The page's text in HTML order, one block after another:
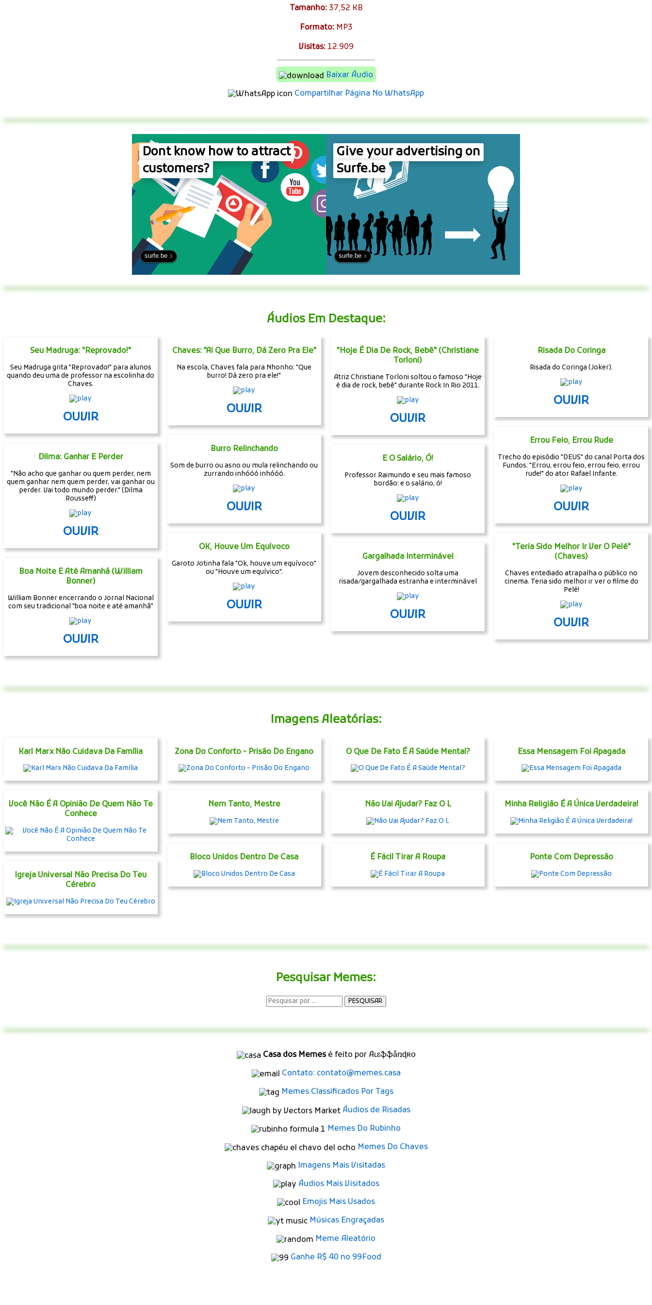
Tamanho:37,52 KB
Formato:MP3
Visitas:12.909
Baixar Áudio
Compartilhar Página No WhatsApp
Dont know how to attract
customers?
surfe.be
Give your advertising on
Surfe.be
surfe.be
Áudios Em Destaque:
Seu Madruga: "Reprovado!"
Seu Madruga grita "Reprovado!" para alunos
quando deu uma de professor na escolinha do
Chaves.
OUVIR
Dilma: Ganhar E Perder
"Não acho que ganhar ou quem perder, nem
quem ganhar nem quem perder, vai ganhar ou
perder. Vai todo mundo perder." (Dilma
Rousseff)
OUVIR
Boa Noite E Até Amanhã (William
Bonner)
William Bonner encerrando o Jornal Nacional
com seu tradicional "boa noite e até amanhã"
OUVIR
Chaves: "Ai Que Burro, Dá Zero Pra Ele"
Na escola, Chaves fala para Nhonho: "Que
burro! Dá zero pra ele!"
OUVIR
Burro Relinchando
Som de burro ou asno ou mula relinchando ou
zurrando inhóóó inhóóó.
OUVIR
OK, Houve Um Equívoco
Garoto Jotinha fala "Ok, houve um equívoco"
ou "Houve um equívico".
OUVIR
"Hoje É Dia De Rock, Bebê" (Christiane
Torloni)
Atriz Christiane Torloni soltou o famoso "Hoje
é dia de rock, bebê" durante Rock In Rio 2011.
OUVIR
E O Salário, Ó!
Professor Raimundo e seu mais famoso
bordão: e o salário, ó!
OUVIR
Gargalhada Interminável
Jovem desconhecido solta uma
risada/gargalhada estranha e interminável
OUVIR
Risada Do Coringa
Risada do Coringa (Joker).
OUVIR
Errou Feio, Errou Rude
Trecho do episódio "DEUS" do canal Porta dos
Fundos. "Errou, errou feio, errou feio, errou
rude!" do ator Rafael Infante.
OUVIR
"Teria Sido Melhor Ir Ver O Pelé"
(Chaves)
Chaves entediado atrapalha o público no
cinema. Teria sido melhor ir ver o filme do
Pelé!
OUVIR
Imagens Aleatórias:
Karl Marx Não Cuidava Da Família
Você Não É A Opinião De Quem Não Te
Conhece
Igreja Universal Não Precisa Do Teu
Cérebro
Zona Do Conforto - Prisão Do Engano
Nem Tanto, Mestre
Bloco Unidos Dentro De Casa
O Que De Fato É A Saúde Mental?
Não Vai Ajudar? Faz O L
É Fácil Tirar A Roupa
Essa Mensagem Foi Apagada
Minha Religião É A Única Verdadeira!
Ponte Com Depressão
Pesquisar Memes:
Casa dos Memesé feito por Aʟɛֆֆǟռɖʀօ
Contato: contato@memes.casa
Memes Classificados Por Tags
Áudios de Risadas
Memes Do Rubinho
Memes Do Chaves
Imagens Mais Visitadas
Áudios Mais Visitados
Emojis Mais Usados
Músicas Engraçadas
Meme Aleatório
Ganhe R$ 40 no 99Food